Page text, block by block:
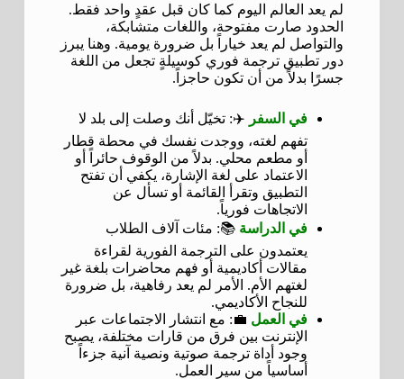
لم يعد العالم اليوم كما كان قبل عقدٍ واحد فقط.
الحدود صارت مفتوحة، واللغات متشابكة،
والتواصل لم يعد خياراً بل ضرورة يومية. وهنا يبرز
دور تطبيق ترجمة فوري كوسيلةٍ تجعل من اللغة
جسرًا بدلاً من أن تكون حاجزاً.
في السفر ✈️: تخيّل أنك وصلت إلى بلد لا
تفهم لغته، ووجدت نفسك في محطة قطار
أو مطعم محلي. بدلاً من الوقوف حائراً أو
الاعتماد على لغة الإشارة، يكفي أن تفتح
التطبيق وتقرأ القائمة أو تسأل عن
الاتجاهات فورياً.
في الدراسة 📚: مئات آلاف الطلاب
يعتمدون على الترجمة الفورية لقراءة
مقالات أكاديمية أو فهم محاضرات بلغة غير
لغتهم الأم. الأمر لم يعد رفاهية، بل ضرورة
للنجاح الأكاديمي.
في العمل 💼: مع انتشار الاجتماعات عبر
الإنترنت بين فرق من قارات مختلفة، يصبح
وجود أداة ترجمة صوتية ونصية آنية جزءاً
أساسياً من سير العمل.